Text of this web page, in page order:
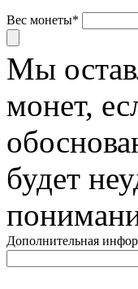
Вес монеты*
Мы
монет,
будет
Дополнительная